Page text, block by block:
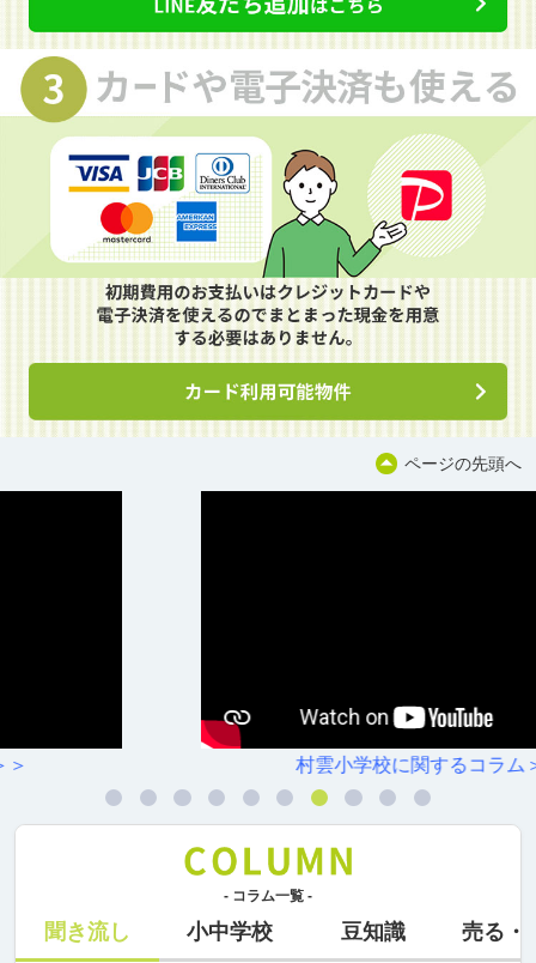
ページの先頭へ
村雲小学校に関するコラム＞＞
- コラム一覧 -
聞き流し 小中学校 豆知識 売る・